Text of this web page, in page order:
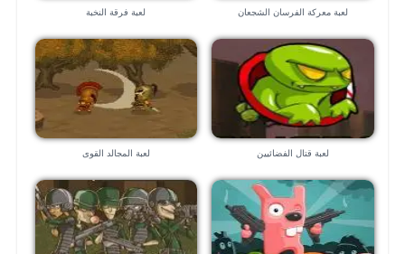
لعبة معركة الفرسان الشجعان لعبة فرقة النخبة
لعبة قتال الفضائيين لعبة المجالد القوى